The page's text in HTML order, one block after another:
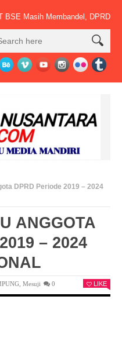
Membandel, DPRD PALI
DPRD Periode 2019 – 2024
ANGGOTA
– 2024
,Mesuji 0 LIKE